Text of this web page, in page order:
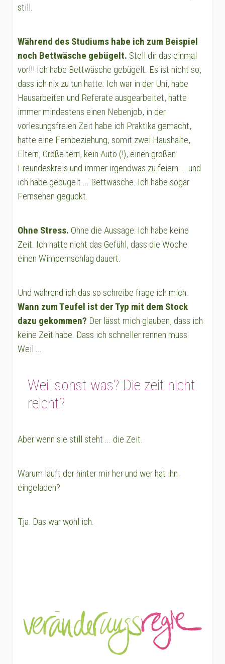
still.
Während des Studiums habe ich zum Beispiel
noch Bettwäsche gebügelt. Stell dir das einmal
vor!!! Ich habe Bettwäsche gebügelt. Es ist nicht so,
dass ich nix zu tun hatte. Ich war in der Uni, habe
Hausarbeiten und Referate ausgearbeitet, hatte
immer mindestens einen Nebenjob, in der
vorlesungsfreien Zeit habe ich Praktika gemacht,
hatte eine Fernbeziehung, somit zwei Haushalte,
Eltern, Großeltern, kein Auto (!), einen großen
Freundeskreis und immer irgendwas zu feiern ... und
ich habe gebügelt ... Bettwäsche. Ich habe sogar
Fernsehen geguckt.
Ohne Stress. Ohne die Aussage: Ich habe keine
Zeit. Ich hatte nicht das Gefühl, dass die Woche
einen Wimpernschlag dauert.
Und während ich das so schreibe frage ich mich:
Wann zum Teufel ist der Typ mit dem Stock
dazu gekommen? Der lässt mich glauben, dass ich
keine Zeit habe. Dass ich schneller rennen muss.
Weil ...
Weil sonst was? Die zeit nicht
reicht?
Aber wenn sie still steht ... die Zeit.
Warum läuft der hinter mir her und wer hat ihn
eingeladen?
Tja. Das war wohl ich.